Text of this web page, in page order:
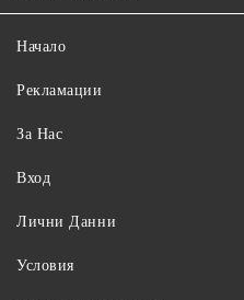
Начало
Рекламации
За Нас
Вход
Лични Данни
Условия